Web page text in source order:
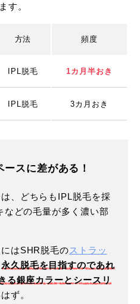
す。
方法 頻度
IPL脱毛 1カ月半おき
IPL脱毛 3カ月おき
スに差がある！
、どちらもIPL脱毛を採
どの毛量が多く濃い部
はSHR脱毛のストラッ
永久脱毛を目指すのであれ
る銀座カラーとシースリ
ず。